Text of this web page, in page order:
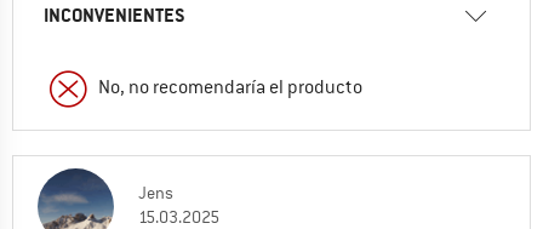
INCONVENIENTES
No, no recomendaría el producto
Jens
15.03.2025